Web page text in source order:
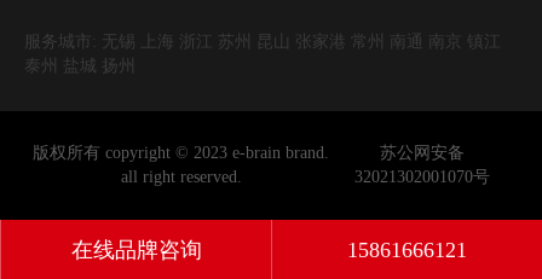
服务城市: 无锡 上海 浙江 苏州 昆山 张家港 常州 南通 南京 镇江
泰州 盐城 扬州
版权所有 copyright © 2023 e-brain brand.
all right reserved.
苏公网安备
32021302001070号
在线品牌咨询 15861666121